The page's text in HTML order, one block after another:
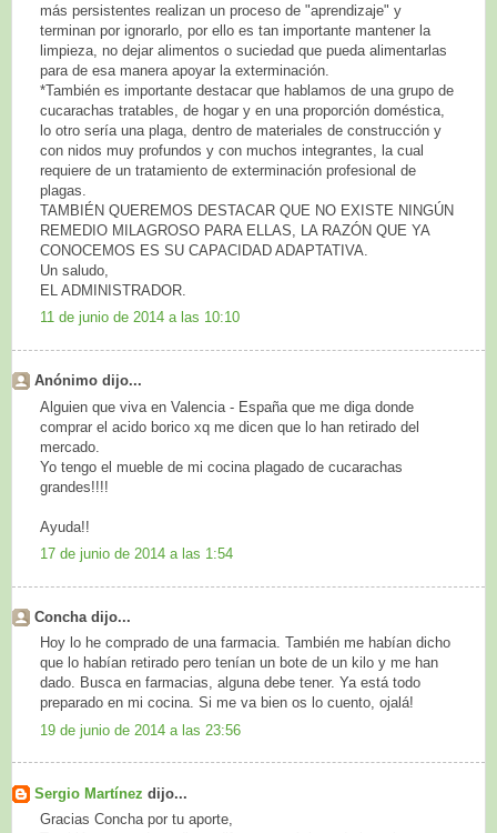
más persistentes realizan un proceso de "aprendizaje" y
terminan por ignorarlo, por ello es tan importante mantener la
limpieza, no dejar alimentos o suciedad que pueda alimentarlas
para de esa manera apoyar la exterminación.
*También es importante destacar que hablamos de una grupo de
cucarachas tratables, de hogar y en una proporción doméstica,
lo otro sería una plaga, dentro de materiales de construcción y
con nidos muy profundos y con muchos integrantes, la cual
requiere de un tratamiento de exterminación profesional de
plagas.
TAMBIÉN QUEREMOS DESTACAR QUE NO EXISTE NINGÚN
REMEDIO MILAGROSO PARA ELLAS, LA RAZÓN QUE YA
CONOCEMOS ES SU CAPACIDAD ADAPTATIVA.
Un saludo,
EL ADMINISTRADOR.
11 de junio de 2014 a las 10:10
Anónimo dijo...
Alguien que viva en Valencia - España que me diga donde
comprar el acido borico xq me dicen que lo han retirado del
mercado.
Yo tengo el mueble de mi cocina plagado de cucarachas
grandes!!!!
Ayuda!!
17 de junio de 2014 a las 1:54
Concha dijo...
Hoy lo he comprado de una farmacia. También me habían dicho
que lo habían retirado pero tenían un bote de un kilo y me han
dado. Busca en farmacias, alguna debe tener. Ya está todo
preparado en mi cocina. Si me va bien os lo cuento, ojalá!
19 de junio de 2014 a las 23:56
Sergio Martínez dijo...
Gracias Concha por tu aporte,